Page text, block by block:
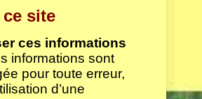
site
ces informations
informations sont
pour toute erreur,
d’une